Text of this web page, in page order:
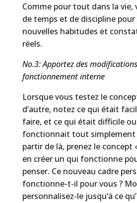
Comme pour tout dans la vie,
de temps et de discipline
nouvelles habitudes et
réels.
No.3: Apportez des
fonctionnement interne
Lorsque vous testez le
d’autre, notez ce qui était
faire, et ce qui était difficile
fonctionnait tout simplement
partir de là, prenez le concept
en créer un qui fonctionne
penser. Ce nouveau cadre
fonctionne-t-il pour vous ?
personnalisez-le jusqu’à ce